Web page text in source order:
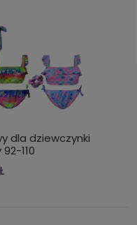
dla dziewczynki
110